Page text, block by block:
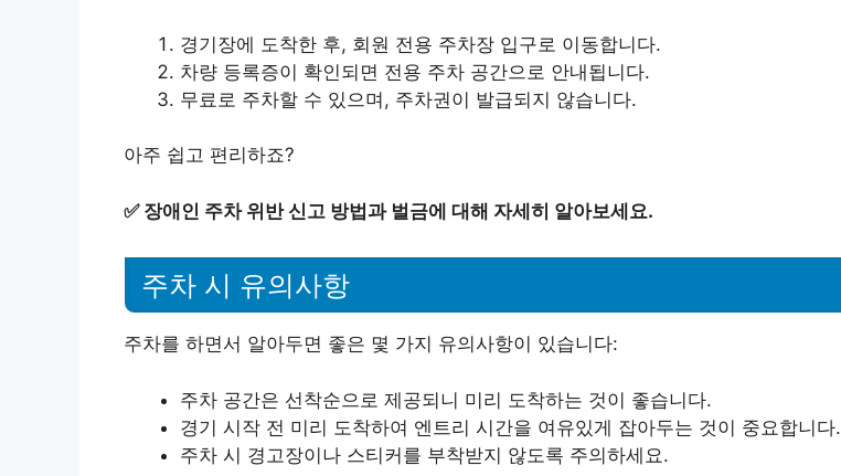
경기장에 도착한 후, 회원 전용 주차장 입구로 이동합니다.
차량 등록증이 확인되면 전용 주차 공간으로 안내됩니다.
무료로 주차할 수 있으며, 주차권이 발급되지 않습니다.
아주 쉽고 편리하죠?
✅ 장애인 주차 위반 신고 방법과 벌금에 대해 자세히 알아보세요.
주차 시 유의사항
주차를 하면서 알아두면 좋은 몇 가지 유의사항이 있습니다:
주차 공간은 선착순으로 제공되니 미리 도착하는 것이 좋습니다.
경기 시작 전 미리 도착하여 엔트리 시간을 여유있게 잡아두는 것이 중요합니다.
주차 시 경고장이나 스티커를 부착받지 않도록 주의하세요.